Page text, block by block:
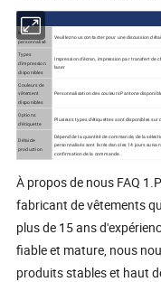
MOQ
personnalisé
Veuillez nous contacter pour une discussion
Types
d'impression
disponibles
Impression d'écran, impression par transfert de
laser
Couleurs de
vêtement
disponibles
Personnalisation des couleurs Pantone
Options
d'étiquette
Plusieurs types d'étiquettes sont disponibles sur
Délai de
production
Dépend de la quantité de commande, de la
personnalisés sont livrés dans les 14 jours
confirmation de la commande.
À propos de nous FAQ
fabricant de vêtements
plus de 15 ans
fiable et mature, nous
produits stables et haut